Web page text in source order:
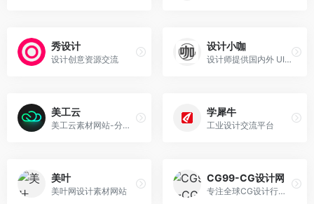
秀设计
设计创意资源交流
设计小咖
设计师提供国内外 UI Kits, Icons, Mockups, Texture 等优秀设计素材
美工云
美工云素材网站-分享来自全世界最优质的付费素材
学犀牛
工业设计交流平台
美叶
美叶网设计素材网站
CG99-CG设计网
专注全球CG设计行业，以CG模型为主的资源下载和分享平台